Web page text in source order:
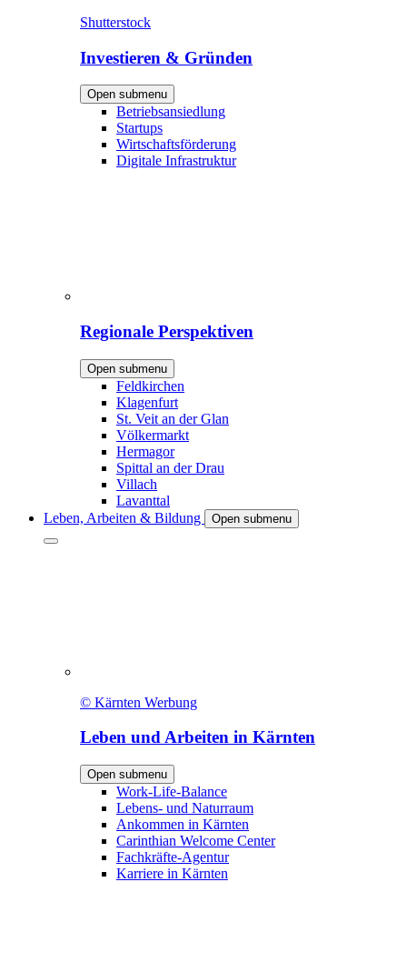
Shutterstock
Investieren & Gründen
Open submenu
Betriebsansiedlung
Startups
Wirtschaftsförderung
Digitale Infrastruktur
Regionale Perspektiven
Open submenu
Feldkirchen
Klagenfurt
St. Veit an der Glan
Völkermarkt
Hermagor
Spittal an der Drau
Villach
Lavanttal
Leben, Arbeiten & Bildung
Open submenu
© Kärnten Werbung
Leben und Arbeiten in Kärnten
Open submenu
Work-Life-Balance
Lebens- und Naturraum
Ankommen in Kärnten
Carinthian Welcome Center
Fachkräfte-Agentur
Karriere in Kärnten